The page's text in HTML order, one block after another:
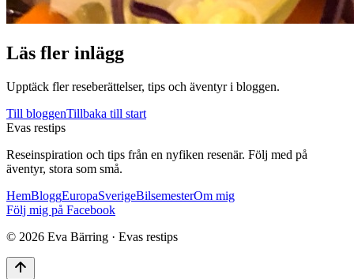
Läs fler inlägg
Upptäck fler reseberättelser, tips och äventyr i bloggen.
Till bloggenTillbaka till start
Evas restips
Reseinspiration och tips från en nyfiken resenär. Följ med på
äventyr, stora som små.
HemBloggEuropaSverigeBilsemesterOm mig
Följ mig på Facebook
© 2026 Eva Bärring · Evas restips